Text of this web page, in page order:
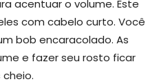
acentuar o volume. Este
com cabelo curto. Você
bob encaracolado. As
e fazer seu rosto ficar
cheio.